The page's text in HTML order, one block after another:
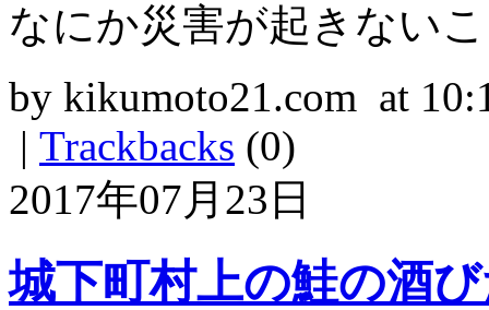
なにか災害が起きない
by kikumoto21.com at
| Trackbacks (0)
2017年07月23日
城下町村上の鮭の酒